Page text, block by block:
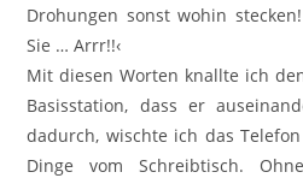
Drohungen sonst wohin
Sie … Arrr!!‹
Mit diesen Worten knallte ich
Basisstation, dass er
dadurch, wischte ich das
Dinge vom Schreibtisch.